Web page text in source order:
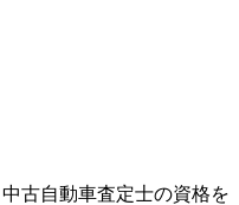
古自動車査定士の資格を